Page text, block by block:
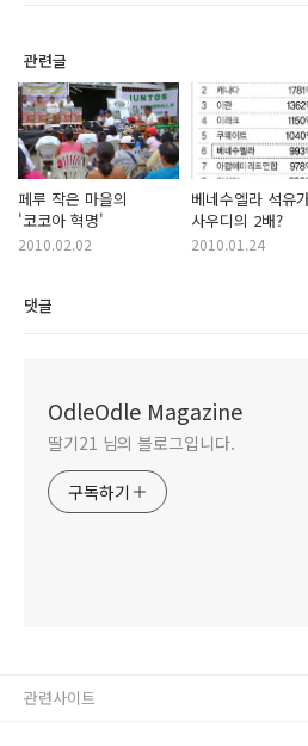
관련글
페루 작은 마을의
'코코아 혁명'
2010.02.02
베네수엘라 석유
사우디의 2배?
2010.01.24
댓글
OdleOdle Magazine
딸기21 님의 블로그입니다.
구독하기
관련사이트